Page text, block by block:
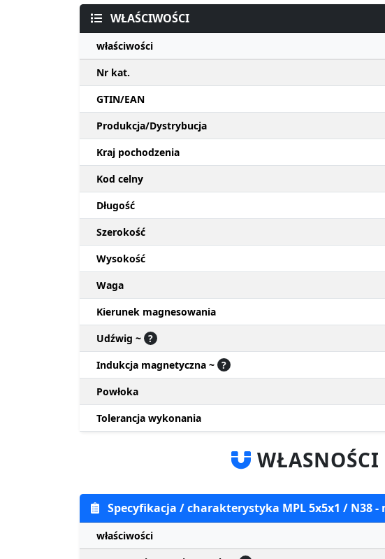
WŁAŚCIWOŚCI
właściwości
Nr kat.
GTIN/EAN
Produkcja/Dystrybucja
Kraj pochodzenia
Kod celny
Długość
Szerokość
Wysokość
Waga
Kierunek magnesowania
Udźwig ~ ?
Indukcja magnetyczna ~ ?
Powłoka
Tolerancja wykonania
Specyfikacja / charakterystyka MPL 5x5x1 / N38
właściwości